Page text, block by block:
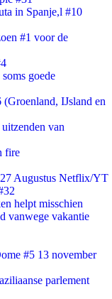
in Spanje,l #10
#1 voor de
goede
IJsland en
van
fire
Augustus Netflix/YT
helpt misschien
vanwege vakantie
#5 13 november
parlement